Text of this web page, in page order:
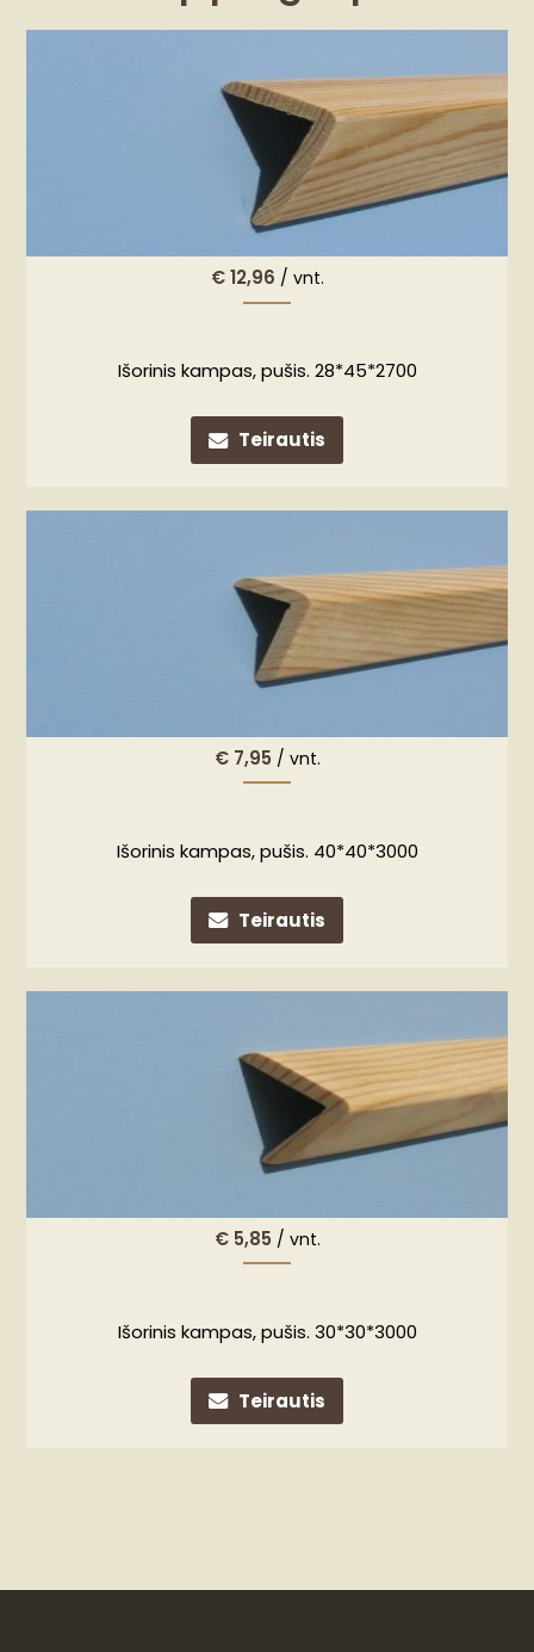
€12,96 / vnt.
Išorinis kampas, pušis. 28*45*2700
Teirautis
€7,95 / vnt.
Išorinis kampas, pušis. 40*40*3000
Teirautis
€5,85 / vnt.
Išorinis kampas, pušis. 30*30*3000
Teirautis